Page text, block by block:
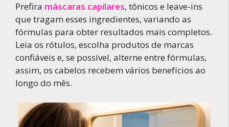
Prefira máscaras capilares, tônicos e leave-ins
que tragam esses ingredientes, variando as
fórmulas para obter resultados mais completos.
Leia os rótulos, escolha produtos de marcas
confiáveis e, se possível, alterne entre fórmulas,
assim, os cabelos recebem vários benefícios ao
longo do mês.